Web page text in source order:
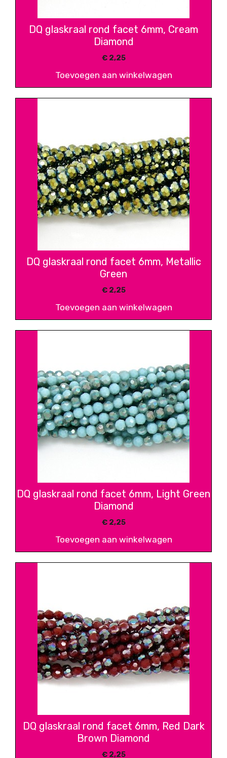
DQ glaskraal rond facet 6mm, Cream
Diamond
€2,25
Toevoegen aan winkelwagen
DQ glaskraal rond facet 6mm, Metallic
Green
€2,25
Toevoegen aan winkelwagen
DQ glaskraal rond facet 6mm, Light Green
Diamond
€2,25
Toevoegen aan winkelwagen
DQ glaskraal rond facet 6mm, Red Dark
Brown Diamond
€2,25